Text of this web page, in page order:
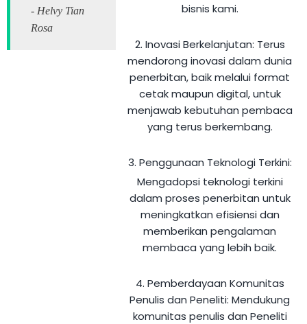
- Helvy Tian
Rosa
bisnis kami.
2. Inovasi Berkelanjutan: Terus
mendorong inovasi dalam dunia
penerbitan, baik melalui format
cetak maupun digital, untuk
menjawab kebutuhan pembaca
yang terus berkembang.
3. Penggunaan Teknologi Terkini:
Mengadopsi teknologi terkini
dalam proses penerbitan untuk
meningkatkan efisiensi dan
memberikan pengalaman
membaca yang lebih baik.
4. Pemberdayaan Komunitas
Penulis dan Peneliti: Mendukung
komunitas penulis dan Peneliti